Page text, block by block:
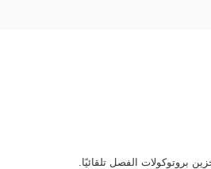
بروتوكولات الفصل تلقائيًا.